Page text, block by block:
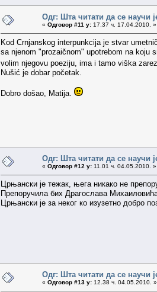
Одг: Шта читати да се научи
« Одговор #11 у: 17.37 ч. 17.04.2010. »
Kod Crnjanskog interpunkcija je stvar
sa njenom "prozaičnom" upotrebom na koju
volim njegovu poeziju, ima i tamo viška
Nušić je dobar početak.
Dobro došao, Matija.
Одг: Шта читати да се научи
« Одговор #12 у: 11.01 ч. 04.05.2010. »
Црњански је тежак, њега никако не
Препоручила бих Драгослава
Црњански је за неког ко изузетно добро
Одг: Шта читати да се научи
« Одговор #13 у: 12.38 ч. 04.05.2010. »